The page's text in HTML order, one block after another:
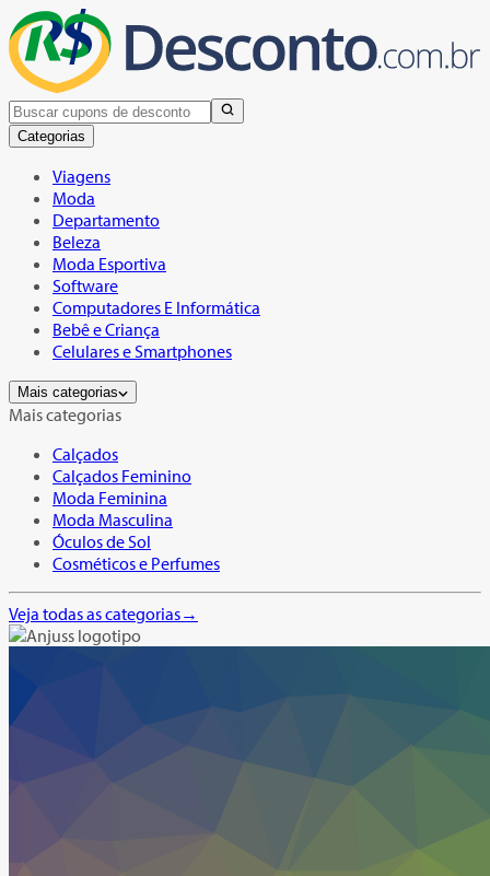
Categorias
Viagens
Moda
Departamento
Beleza
Moda Esportiva
Software
Computadores E Informática
Bebê e Criança
Celulares e Smartphones
Mais categorias
Mais categorias
Calçados
Calçados Feminino
Moda Feminina
Moda Masculina
Óculos de Sol
Cosméticos e Perfumes
Veja todas as categorias→